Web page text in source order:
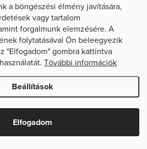
a böngészési élmény javítására,
vagy tartalom
forgalmunk elemzésére. A
folytatásával Ön beleegyezik
"Elfogadom" gombra kattintva
Tövábbi információk
Beállítások
Elfogadom
Shoptet készítette
. Minden jog fenntartva.Süti
szerkesztése